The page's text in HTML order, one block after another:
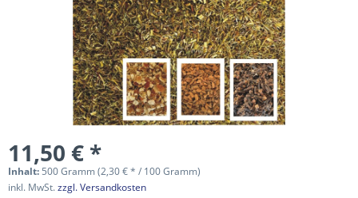
11,50 € *
Inhalt: 500 Gramm (2,30 € * / 100 Gramm)
inkl. MwSt.zzgl. Versandkosten